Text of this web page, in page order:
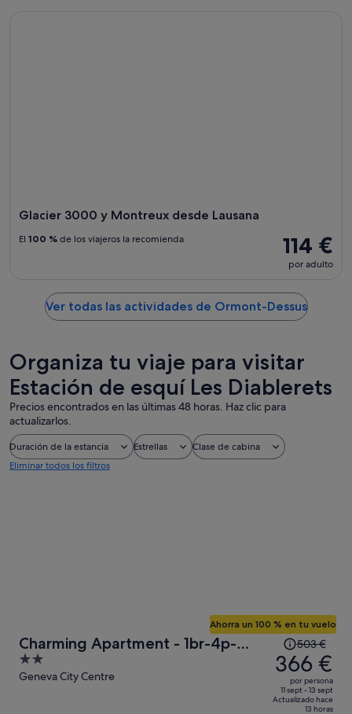
Glacier 3000 y Montreux desde Lausana
114 €
por adulto
El 100 % de los viajeros la recomienda
Ver todas las actividades de Ormont-Dessus
Organiza tu viaje para visitar
Estación de esquí Les Diablerets
Precios encontrados en las últimas 48 horas. Haz clic para
actualizarlos.
Duración de la estancia Estrellas
Clase de cabina
Eliminar todos los filtros
Charming Apartment - 1br-4p-
Geneva
2
out
Geneva City Centre
Ahorra un 100 % en tu vuelo
El
precio
era
de
503 €,
503 €
366 €
por persona
11 sept - 13 sept
Actualizado hace
13 horas